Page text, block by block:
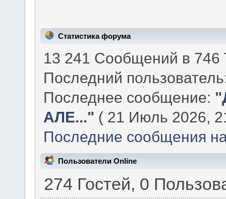
Статистика форума
13 241 Сообщений в 746
Последний
Последнее сообщение: "
АЛЕ..." ( 21 Июль 2026,
Последние сообщения
Пользователи Online
274 Гостей, 0